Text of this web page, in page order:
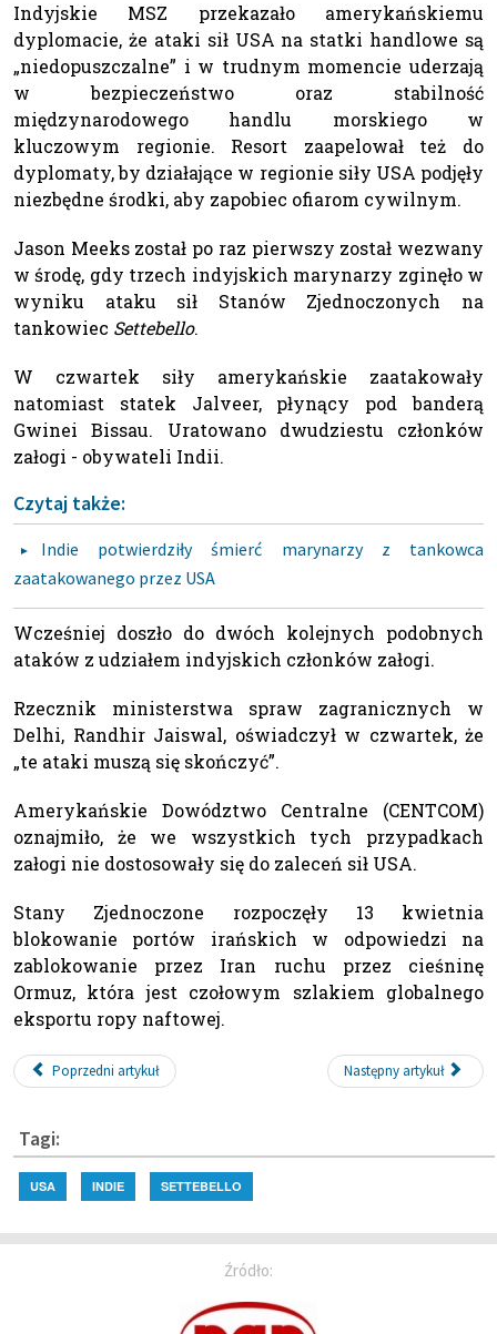
Indyjskie MSZ przekazało amerykańskiemu
dyplomacie, że ataki sił USA na statki handlowe są
„niedopuszczalne” i w trudnym momencie uderzają
w bezpieczeństwo oraz stabilność
międzynarodowego handlu morskiego w
kluczowym regionie. Resort zaapelował też do
dyplomaty, by działające w regionie siły USA podjęły
niezbędne środki, aby zapobiec ofiarom cywilnym.
Jason Meeks został po raz pierwszy został wezwany
w środę, gdy trzech indyjskich marynarzy zginęło w
wyniku ataku sił Stanów Zjednoczonych na
tankowiec Settebello.
W czwartek siły amerykańskie zaatakowały
natomiast statek Jalveer, płynący pod banderą
Gwinei Bissau. Uratowano dwudziestu członków
załogi - obywateli Indii.
Czytaj także:
Indie potwierdziły śmierć marynarzy z tankowca
zaatakowanego przez USA
Wcześniej doszło do dwóch kolejnych podobnych
ataków z udziałem indyjskich członków załogi.
Rzecznik ministerstwa spraw zagranicznych w
Delhi, Randhir Jaiswal, oświadczył w czwartek, że
„te ataki muszą się skończyć”.
Amerykańskie Dowództwo Centralne (CENTCOM)
oznajmiło, że we wszystkich tych przypadkach
załogi nie dostosowały się do zaleceń sił USA.
Stany Zjednoczone rozpoczęły 13 kwietnia
blokowanie portów irańskich w odpowiedzi na
zablokowanie przez Iran ruchu przez cieśninę
Ormuz, która jest czołowym szlakiem globalnego
eksportu ropy naftowej.
Poprzedni artykuł Następny artykuł
Tagi:
USA INDIE SETTEBELLO
Źródło: